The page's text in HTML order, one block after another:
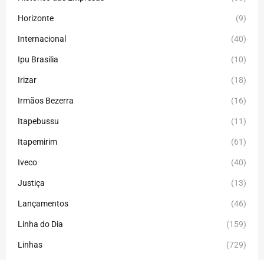
Horizonte (9)
Internacional (40)
Ipu Brasilia (10)
Irizar (18)
Irmãos Bezerra (16)
Itapebussu (11)
Itapemirim (61)
Iveco (40)
Justiça (13)
Lançamentos (46)
Linha do Dia (159)
Linhas (729)